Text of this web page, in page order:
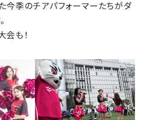
今季のチアパフォーマーたちがダ
会も！